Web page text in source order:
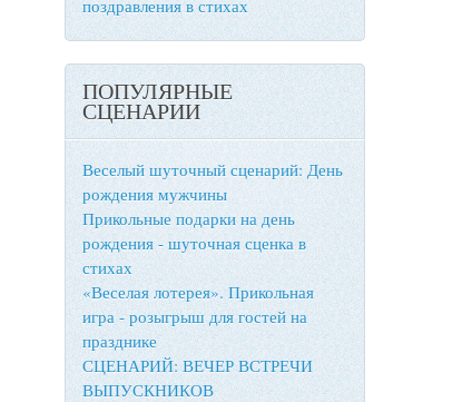
поздравления в стихах
ПОПУЛЯРНЫЕ
СЦЕНАРИИ
Веселый шуточный сценарий: День
рождения мужчины
Прикольные подарки на день
рождения - шуточная сценка в
стихах
«Веселая лотерея». Прикольная
игра - розыгрыш для гостей на
празднике
СЦЕНАРИЙ: ВЕЧЕР ВСТРЕЧИ
ВЫПУСКНИКОВ